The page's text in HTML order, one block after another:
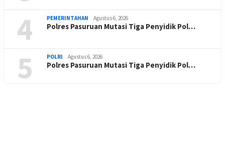
4 PEMERINTAHAN Agustus 6, 2026
Polres Pasuruan Mutasi Tiga Penyidik Pol…
5 POLRI Agustus 6, 2026
Polres Pasuruan Mutasi Tiga Penyidik Pol…